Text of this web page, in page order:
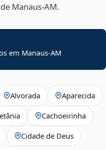
Manaus‑AM.
em Manaus-AM
Alvorada Aparecida
Cachoeirinha
Cidade de Deus